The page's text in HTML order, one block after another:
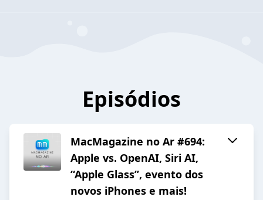
Episódios
MacMagazine no Ar #694:
Apple vs. OpenAI, Siri AI,
“Apple Glass”, evento dos
novos iPhones e mais!